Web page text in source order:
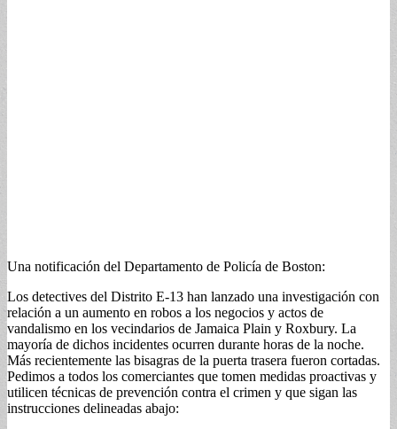
Una notificación del Departamento de Policía de Boston:
Los detectives del Distrito E-13 han lanzado una investigación con
relación a un aumento en robos a los negocios y actos de
vandalismo en los vecindarios de Jamaica Plain y Roxbury. La
mayoría de dichos incidentes ocurren durante horas de la noche.
Más recientemente las bisagras de la puerta trasera fueron cortadas.
Pedimos a todos los comerciantes que tomen medidas proactivas y
utilicen técnicas de prevención contra el crimen y que sigan las
instrucciones delineadas abajo: